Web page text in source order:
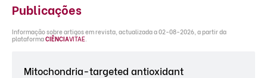
Publicações
Informação sobre artigos em revista, actualizada a 02-08-2026, a partir da
plataformaCIÊNCIAVITAE.
Mitochondria-targeted antioxidant